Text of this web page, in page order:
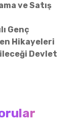
ve Satış
Genç
Hikayeleri
Devlet